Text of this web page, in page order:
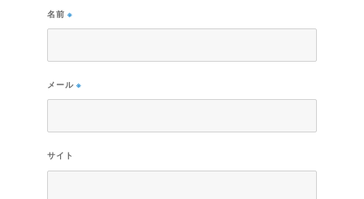
名前※
メール※
サイト